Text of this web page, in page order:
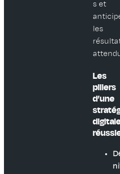
s et
les
Les
piliers
d’une